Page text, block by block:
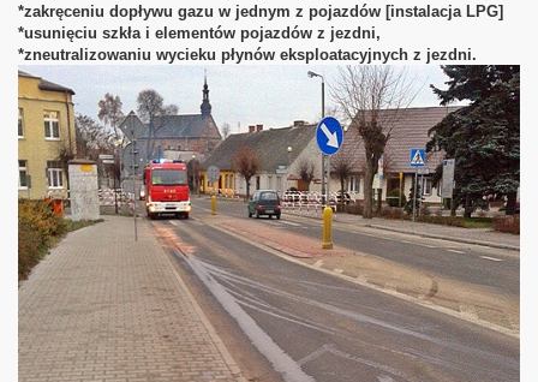
*zakręceniu dopływu gazu w jednym z pojazdów [instalacja LPG]
*usunięciu szkła i elementów pojazdów z jezdni,
*zneutralizowaniu wycieku płynów eksploatacyjnych z jezdni.